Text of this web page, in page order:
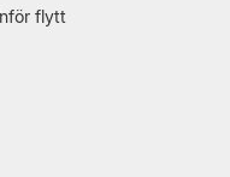
flytt